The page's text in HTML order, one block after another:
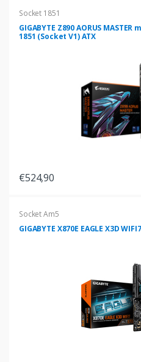
Socket 1851
GIGABYTE Z890 AORUS
1851 (Socket V1) ATX
€524,90
Socket Am5
GIGABYTE X870E EAGLE X3D